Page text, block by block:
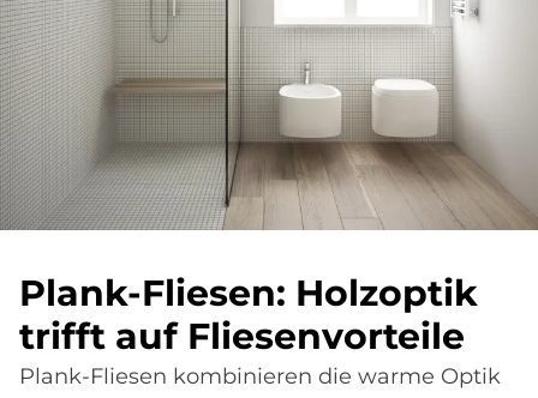
Plank-Flie­sen: Holz­op­tik
trif­ft auf Flie­sen­vor­teile
Plank-Fliesen kombinieren die warme Optik